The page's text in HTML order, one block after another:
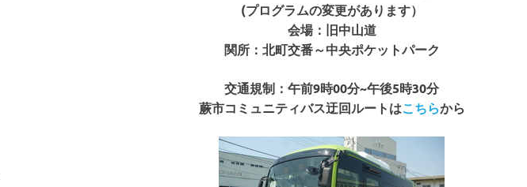
(プログラムの変更があります）
会場：旧中山道
関所：北町交番～中央ポケットパーク
交通規制：午前9時00分~午後5時30分
蕨市コミュニティバス迂回ルートはこちらから